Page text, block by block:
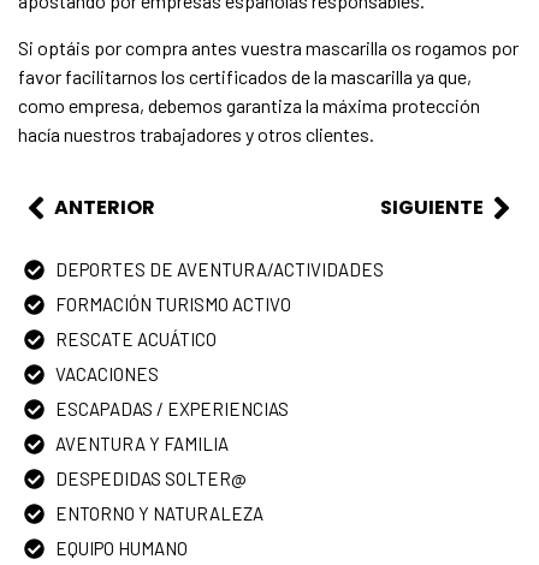
Si optáis por compra antes vuestra mascarilla os rogamos por
favor facilitarnos los certificados de la mascarilla ya que,
como empresa, debemos garantiza la máxima protección
hacía nuestros trabajadores y otros clientes.
ANTERIOR SIGUIENTE
DEPORTES DE AVENTURA/ACTIVIDADES
FORMACIÓN TURISMO ACTIVO
RESCATE ACUÁTICO
VACACIONES
ESCAPADAS / EXPERIENCIAS
AVENTURA Y FAMILIA
DESPEDIDAS SOLTER@
ENTORNO Y NATURALEZA
EQUIPO HUMANO